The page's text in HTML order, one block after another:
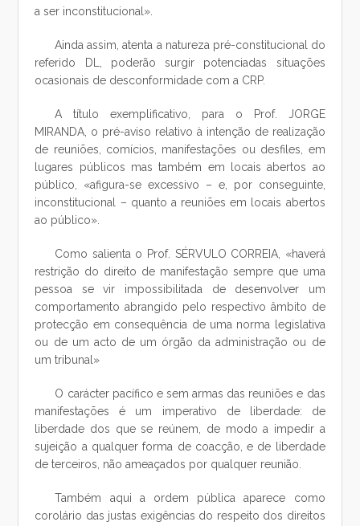
a ser inconstitucional».
Ainda assim, atenta a natureza pré-constitucional do
referido DL, poderão surgir potenciadas situações
ocasionais de desconformidade com a CRP.
A título exemplificativo, para o Prof. JORGE
MIRANDA, o pré-aviso relativo à intenção de realização
de reuniões, comícios, manifestações ou desfiles, em
lugares públicos mas também em locais abertos ao
público, «afigura-se excessivo – e, por conseguinte,
inconstitucional – quanto a reuniões em locais abertos
ao público».
Como salienta o Prof. SÉRVULO CORREIA, «haverá
restrição do direito de manifestação sempre que uma
pessoa se vir impossibilitada de desenvolver um
comportamento abrangido pelo respectivo âmbito de
protecção em consequência de uma norma legislativa
ou de um acto de um órgão da administração ou de
um tribunal»
O carácter pacífico e sem armas das reuniões e das
manifestações é um imperativo de liberdade: de
liberdade dos que se reúnem, de modo a impedir a
sujeição a qualquer forma de coacção, e de liberdade
de terceiros, não ameaçados por qualquer reunião.
Também aqui a ordem pública aparece como
corolário das justas exigências do respeito dos direitos